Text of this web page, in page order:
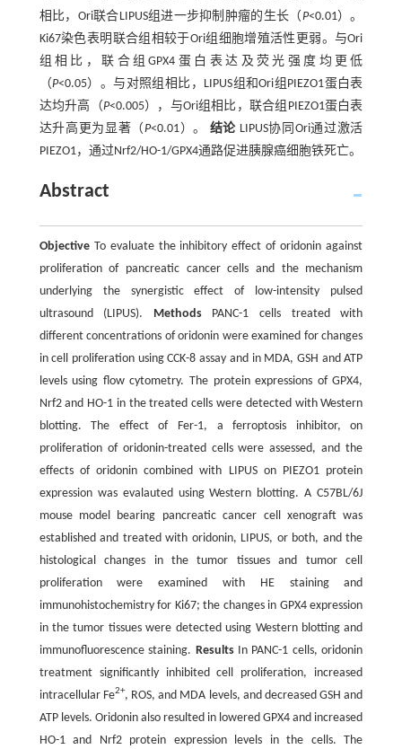
相比，Ori联合LIPUS组进一步抑制肿瘤的生长（P<0.01）。
Ki67染色表明联合组相较于Ori组细胞增殖活性更弱。与Ori
组相比，联合组GPX4蛋白表达及荧光强度均更低
（P<0.05）。与对照组相比，LIPUS组和Ori组PIEZO1蛋白表
达均升高（P<0.005），与Ori组相比，联合组PIEZO1蛋白表
达升高更为显著（P<0.01）。 结论 LIPUS协同Ori通过激活
PIEZO1，通过Nrf2/HO-1/GPX4通路促进胰腺癌细胞铁死亡。
Abstract
ObjectiveTo evaluate the inhibitory effect of oridonin against
proliferation of pancreatic cancer cells and the mechanism
underlying the synergistic effect of low-intensity pulsed
ultrasound (LIPUS). MethodsPANC-1 cells treated with
different concentrations of oridonin were examined for changes
in cell proliferation using CCK-8 assay and in MDA, GSH and ATP
levels using flow cytometry. The protein expressions of GPX4,
Nrf2 and HO-1 in the treated cells were detected with Western
blotting. The effect of Fer-1, a ferroptosis inhibitor, on
proliferation of oridonin-treated cells were assessed, and the
effects of oridonin combined with LIPUS on PIEZO1 protein
expression was evalauted using Western blotting. A C57BL/6J
mouse model bearing pancreatic cancer cell xenograft was
established and treated with oridonin, LIPUS, or both, and the
histological changes in the tumor tissues and tumor cell
proliferation were examined with HE staining and
immunohistochemistry for Ki67; the changes in GPX4 expression
in the tumor tissues were detected using Western blotting and
immunofluorescence staining. ResultsIn PANC-1 cells, oridonin
treatment significantly inhibited cell proliferation, increased
intracellular Fe2+, ROS, and MDA levels, and decreased GSH and
ATP levels. Oridonin also resulted in lowered GPX4 and increased
HO-1 and Nrf2 protein expression levels in the cells. The